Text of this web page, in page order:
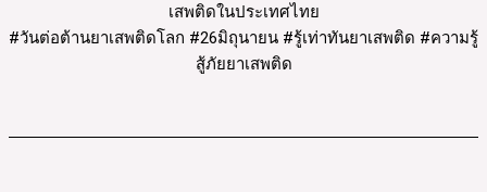
เสพติดในประเทศไทย
#วันต่อต้านยาเสพติดโลก #26มิถุนายน #รู้เท่าทันยาเสพติด #ความรู้
สู้ภัยยาเสพติด